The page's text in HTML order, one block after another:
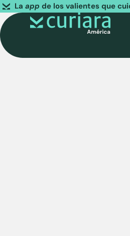
La app de los valientes que